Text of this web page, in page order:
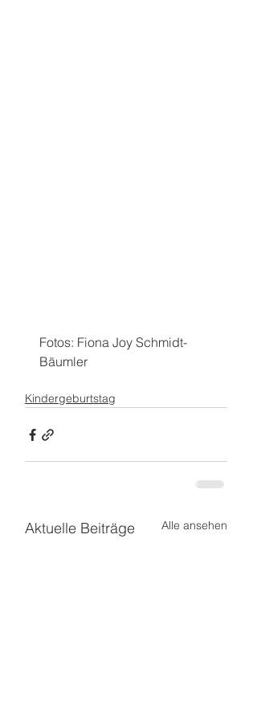
Fotos: Fiona Joy Schmidt-
Bäumler
Kindergeburtstag
Aktuelle Beiträge Alle ansehen